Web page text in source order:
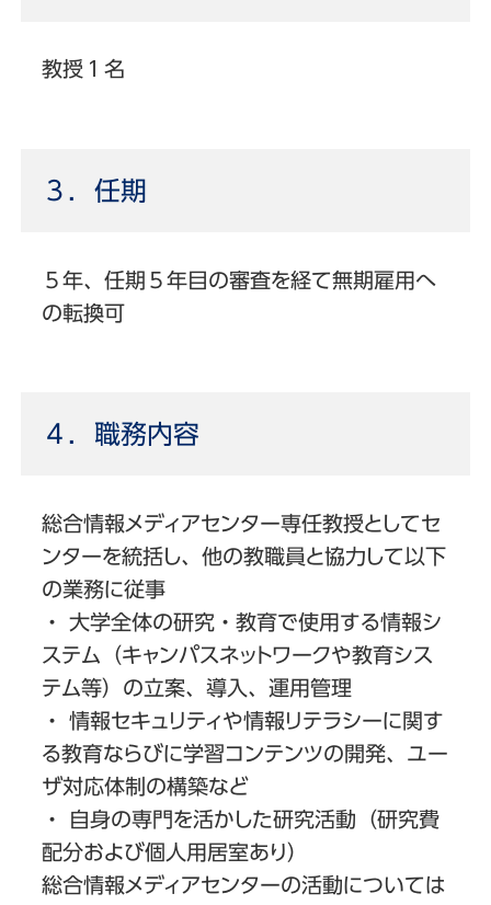
教授１名
３．任期
５年、任期５年目の審査を経て無期雇用へ
の転換可
４．職務内容
総合情報メディアセンター専任教授としてセ
ンターを統括し、他の教職員と協力して以下
の業務に従事
・ 大学全体の研究・教育で使用する情報シ
ステム（キャンパスネットワークや教育シス
テム等）の立案、導入、運用管理
・ 情報セキュリティや情報リテラシーに関す
る教育ならびに学習コンテンツの開発、ユー
ザ対応体制の構築など
・ 自身の専門を活かした研究活動（研究費
配分および個人用居室あり）
総合情報メディアセンターの活動については